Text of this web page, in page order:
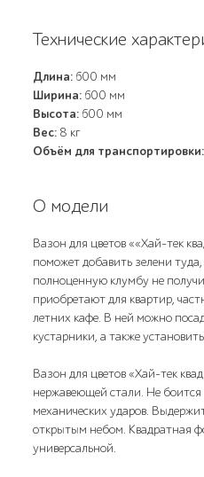
Технические
Длина: 600 мм
Ширина: 600 мм
Высота: 600 мм
Вес: 8 кг
Объём для транспортировки:
О модели
Вазон для цветов ««Хай-тек
поможет добавить зелени туда,
полноценную клумбу не
приобретают для квартир,
летних кафе. В ней можно
кустарники, а также
Вазон для цветов «Хай-тек
нержавеющей стали. Не боится
механических ударов.
открытым небом. Квадратная
универсальной.